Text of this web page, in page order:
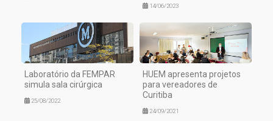
14/06/2023
Laboratório da FEMPAR
simula sala cirúrgica
25/08/2022
HUEM apresenta projetos
para vereadores de
Curitiba
24/09/2021